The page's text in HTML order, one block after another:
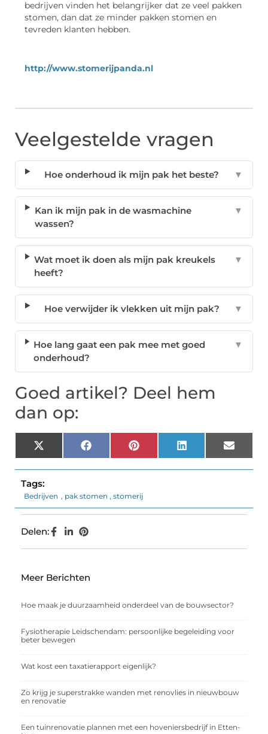
bedrijven vinden het belangrijker dat ze veel pakken
stomen, dan dat ze minder pakken stomen en
tevreden klanten hebben.
http://www.stomerijpanda.nl
Veelgestelde vragen
Hoe onderhoud ik mijn pak het beste? ▼
Kan ik mijn pak in de wasmachine
wassen?
▼
Wat moet ik doen als mijn pak kreukels
heeft?
▼
Hoe verwijder ik vlekken uit mijn pak? ▼
Hoe lang gaat een pak mee met goed
onderhoud?
▼
Goed artikel? Deel hem
dan op:
X
(Twitter)
FacebookPinterest LinkedIn Email
Tags:
Bedrijven , pak stomen , stomerij
Delen:
Meer Berichten
Hoe maak je duurzaamheid onderdeel van de bouwsector?
Fysiotherapie Leidschendam: persoonlijke begeleiding voor
beter bewegen
Wat kost een taxatierapport eigenlijk?
Zo krijg je superstrakke wanden met renovlies in nieuwbouw
en renovatie
Een tuinrenovatie plannen met een hoveniersbedrijf in Etten-